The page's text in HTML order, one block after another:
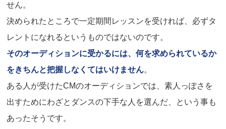
せん。
決められたところで一定期間レッスンを受ければ、必ずタ
レントになれるというものではないのです。
そのオーディションに受かるには、何を求められているか
をきちんと把握しなくてはいけません。
ある人が受けたCMのオーディションでは、素人っぽさを
出すためにわざとダンスの下手な人を選んだ、という事も
あったそうです。